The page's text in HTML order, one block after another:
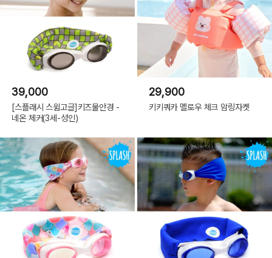
39,000
[스플래시 스윔고글]키즈물안경 -
네온 체커(3세-성인)
29,900
키키쿼카 멜로우 체크 암링자켓